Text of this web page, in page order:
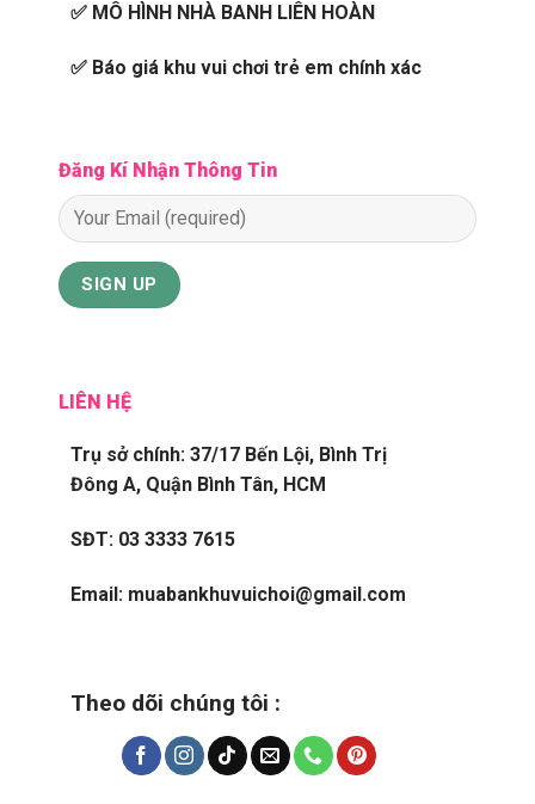
✅ MÔ HÌNH NHÀ BANH LIÊN HOÀN
✅ Báo giá khu vui chơi trẻ em chính xác
Đăng Kí Nhận Thông Tin
LIÊN HỆ
Trụ sở chính: 37/17 Bến Lội, Bình Trị
Đông A, Quận Bình Tân, HCM
SĐT: 03 3333 7615
Email: muabankhuvuichoi@gmail.com
Theo dõi chúng tôi :